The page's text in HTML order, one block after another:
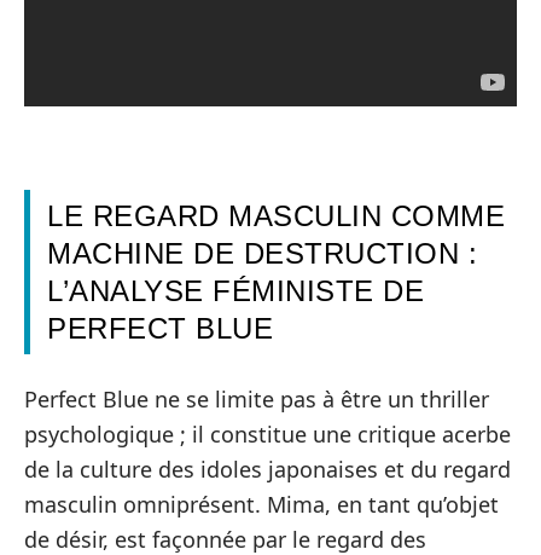
LE REGARD MASCULIN COMME
MACHINE DE DESTRUCTION :
L’ANALYSE FÉMINISTE DE
PERFECT BLUE
Perfect Blue ne se limite pas à être un thriller
psychologique ; il constitue une critique acerbe
de la culture des idoles japonaises et du regard
masculin omniprésent. Mima, en tant qu’objet
de désir, est façonnée par le regard des